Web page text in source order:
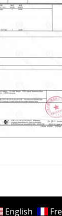
English